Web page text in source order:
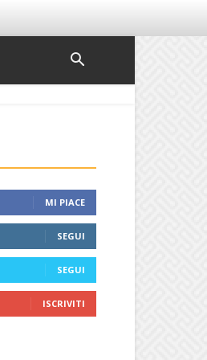
MI PIACE
SEGUI
SEGUI
ISCRIVITI